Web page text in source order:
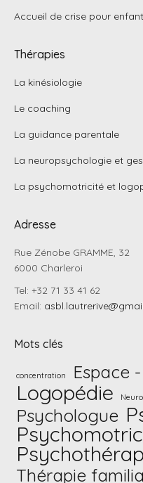
Accueil de crise pour
Thérapies
La kinésiologie
Le coaching
La guidance parentale
La neuropsychologie et
La psychomotricité et
Adresse
Rue Zénobe GRAMME, 32
6000 Charleroi
Tel: +32 71 33 41 62
Email:
Mots clés
concentration Espace
Logopédie
Psychologue
Thérapie